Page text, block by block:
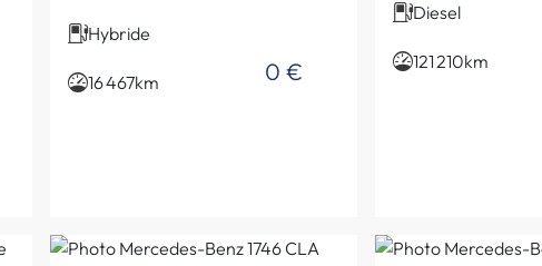
Hybride
16 467km 0 €
Diesel
121 210km